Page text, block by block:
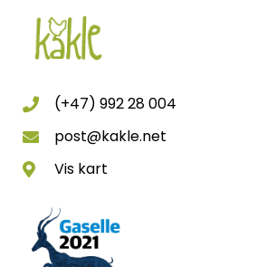
(+47) 992 28 004
post@kakle.net
Vis kart